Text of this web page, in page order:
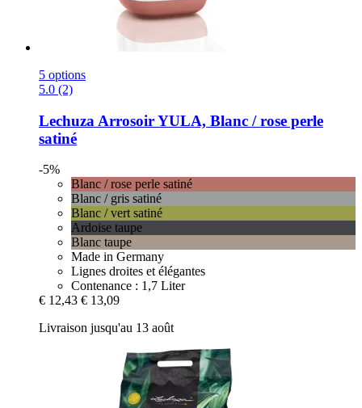
5 options
5.0 (2)
Lechuza Arrosoir YULA, Blanc / rose perle
satiné
-5%
Blanc / rose perle satiné
Blanc / gris satiné
Blanc / vert satiné
Ardoise taupe
Blanc taupe
Made in Germany
Lignes droites et élégantes
Contenance : 1,7 Liter
€ 12,43 € 13,09
Livraison jusqu'au 13 août